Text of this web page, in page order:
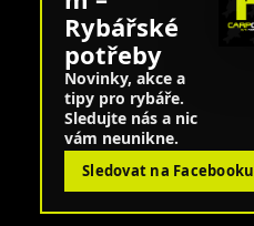
Rybářské
potřeby
Novinky, akce a
tipy pro rybáře.
Sledujte nás a nic
vám neunikne.
Sledovat na Facebooku